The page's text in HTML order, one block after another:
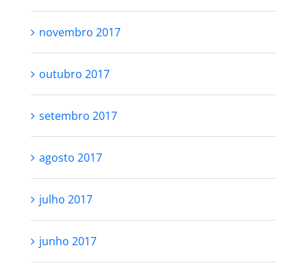
novembro 2017
outubro 2017
setembro 2017
agosto 2017
julho 2017
junho 2017